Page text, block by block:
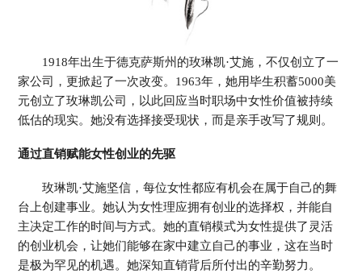
1918年出生于德克萨斯州的玫琳凯·艾施，不仅创立了一
家公司，更掀起了一次改变。1963年，她用毕生积蓄5000美
元创立了玫琳凯公司，以此回应当时职场中女性价值被持续
低估的现实。她没有选择接受现状，而是亲手改写了规则。
通过直销赋能女性创业的先驱
玫琳凯·艾施坚信，每位女性都应有机会在属于自己的舞
台上创建事业。她认为女性理应拥有创业的选择权，并能自
主决定工作的时间与方式。她的直销模式为女性提供了灵活
的创业机会，让她们能够在家中建立自己的事业，这在当时
是极为罕见的机遇。她深知直销背后所付出的辛勤努力。
Brazil 巴西
Guatemala 危地马拉
Mexico 墨西哥
Uruguay 乌拉圭
欧 洲
Finland 芬兰
Germany 德国
Lithuania 立陶宛
Moldova 摩尔多瓦
Netherlands 荷兰
Norway 挪威
Poland 波兰
Portugal 葡萄牙
Spain 西班牙
Sweden 瑞典
Switzerland 瑞士
Ukraine 乌克兰